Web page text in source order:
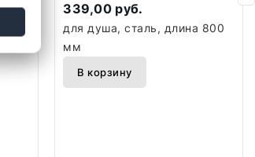
339,00 руб.
для душа, сталь, длина 800
мм
В корзину